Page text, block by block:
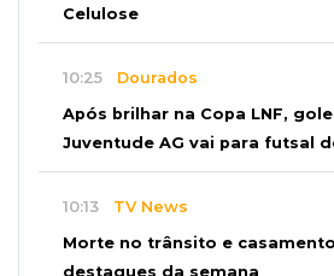
Celulose
10:25 Dourados
Após brilhar na Copa LNF,
Juventude AG vai para futsal
10:13 TV News
Morte no trânsito e
destaques da semana